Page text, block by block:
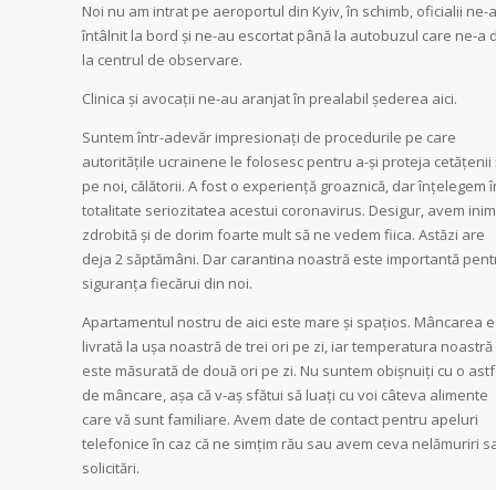
Noi nu am intrat pe aeroportul din Kyiv, în schimb, oficialii ne-
întâlnit la bord și ne-au escortat până la autobuzul care ne-a
la centrul de observare.
Clinica și avocații ne-au aranjat în prealabil șederea aici.
Suntem într-adevăr impresionați de procedurile pe care
autoritățile ucrainene le folosesc pentru a-și proteja cetățenii
pe noi, călătorii. A fost o experiență groaznică, dar înțelegem
totalitate seriozitatea acestui coronavirus. Desigur, avem
zdrobită și de dorim foarte mult să ne vedem fiica. Astăzi are
deja 2 săptămâni. Dar carantina noastră este importantă
siguranța fiecărui din noi.
Apartamentul nostru de aici este mare și spațios. Mâncarea
livrată la ușa noastră de trei ori pe zi, iar temperatura noastră
este măsurată de două ori pe zi. Nu suntem obișnuiți cu o
de mâncare, așa că v-aș sfătui să luați cu voi câteva alimente
care vă sunt familiare. Avem date de contact pentru apeluri
telefonice în caz că ne simțim rău sau avem ceva nelămuriri
solicitări.